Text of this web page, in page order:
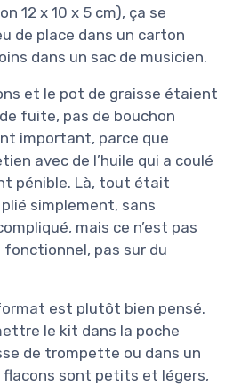
12 x 10 x 5 cm), ça se
de place dans un carton
dans un sac de musicien.
et le pot de graisse étaient
fuite, pas de bouchon
important, parce que
avec de l’huile qui a coulé
pénible. Là, tout était
simplement, sans
mais ce n’est pas
pas sur du
est plutôt bien pensé.
le kit dans la poche
de trompette ou dans un
flacons sont petits et légers,